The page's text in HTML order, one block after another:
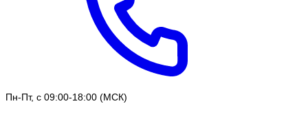
Пн-Пт, с 09:00-18:00 (МСК)